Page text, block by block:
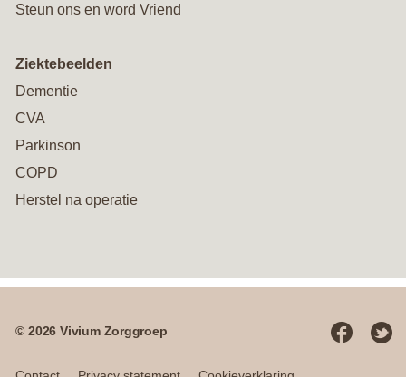
Steun ons en word Vriend
Ziektebeelden
Dementie
CVA
Parkinson
COPD
Herstel na operatie
© 2026 Vivium Zorggroep
Social